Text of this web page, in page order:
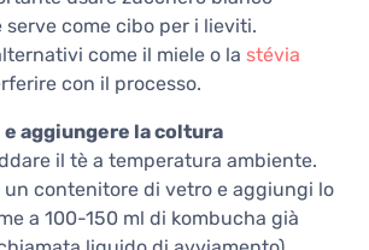
serve come cibo per i lieviti.
come il miele o la stévia
con il processo.
aggiungere la coltura
il tè a temperatura ambiente.
un contenitore di vetro e aggiungi lo
a 100-150 ml di kombucha già